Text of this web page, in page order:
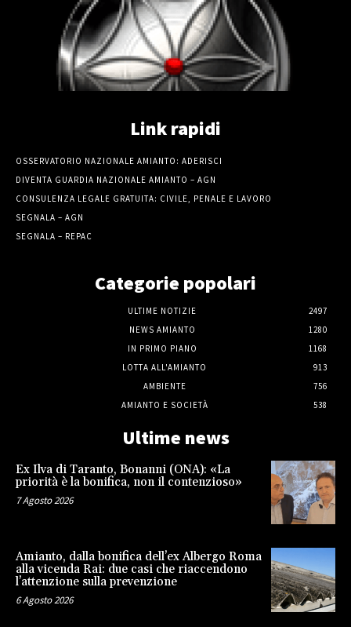
Link rapidi
OSSERVATORIO NAZIONALE AMIANTO: ADERISCI
DIVENTA GUARDIA NAZIONALE AMIANTO – AGN
CONSULENZA LEGALE GRATUITA: CIVILE, PENALE E LAVORO
SEGNALA – AGN
SEGNALA – REPAC
Categorie popolari
ULTIME NOTIZIE
2497
NEWS AMIANTO
1280
IN PRIMO PIANO
1168
LOTTA ALL'AMIANTO
913
AMBIENTE
756
AMIANTO E SOCIETÀ
538
Ultime news
Ex Ilva di Taranto, Bonanni (ONA): «La
priorità è la bonifica, non il contenzioso»
7 Agosto 2026
Amianto, dalla bonifica dell’ex Albergo Roma
alla vicenda Rai: due casi che riaccendono
l’attenzione sulla prevenzione
6 Agosto 2026